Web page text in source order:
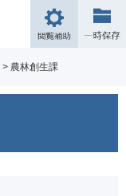
閲
覧
補
> 農林創生課